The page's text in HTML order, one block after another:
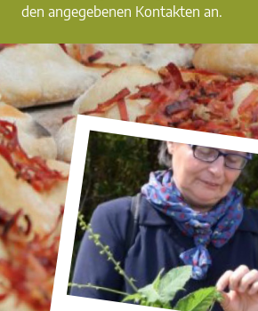
den angegebenen Kontakten an.